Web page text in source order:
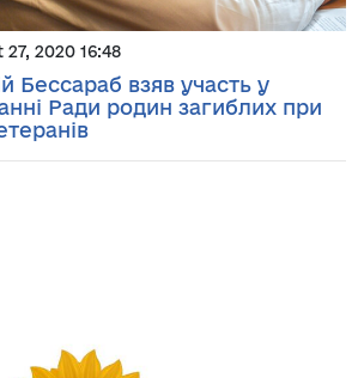
2020 16:48
Бессараб взяв участь у
Ради родин загиблих при